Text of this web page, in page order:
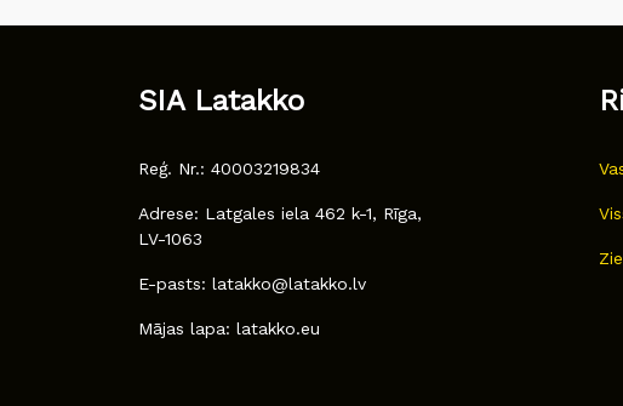
SIA Latakko
Reģ. Nr.: 40003219834
Adrese: Latgales iela 462 k-1, Rīga,
LV-1063
E-pasts: latakko@latakko.lv
Mājas lapa: latakko.eu